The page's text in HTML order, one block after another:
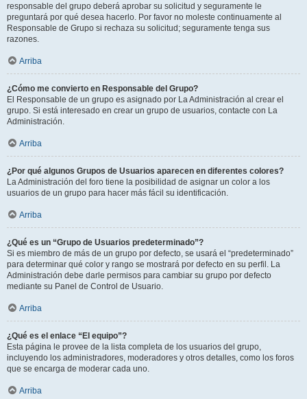
responsable del grupo deberá aprobar su solicitud y seguramente le
preguntará por qué desea hacerlo. Por favor no moleste continuamente al
Responsable de Grupo si rechaza su solicitud; seguramente tenga sus
razones.
Arriba
¿Cómo me convierto en Responsable del Grupo?
El Responsable de un grupo es asignado por La Administración al crear el
grupo. Si está interesado en crear un grupo de usuarios, contacte con La
Administración.
Arriba
¿Por qué algunos Grupos de Usuarios aparecen en diferentes colores?
La Administración del foro tiene la posibilidad de asignar un color a los
usuarios de un grupo para hacer más fácil su identificación.
Arriba
¿Qué es un “Grupo de Usuarios predeterminado”?
Si es miembro de más de un grupo por defecto, se usará el “predeterminado”
para determinar qué color y rango se mostrará por defecto en su perfil. La
Administración debe darle permisos para cambiar su grupo por defecto
mediante su Panel de Control de Usuario.
Arriba
¿Qué es el enlace “El equipo”?
Esta página le provee de la lista completa de los usuarios del grupo,
incluyendo los administradores, moderadores y otros detalles, como los foros
que se encarga de moderar cada uno.
Arriba